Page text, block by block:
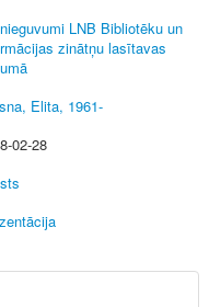
LNB Bibliotēku un
zinātņu lasītavas
Elita, 1961-
02-28